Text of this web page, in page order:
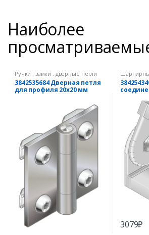
Наиболее
Ручки , замки , дверные петли
3842535684 Дверная петля
для профиля 20х20 мм
3079₽